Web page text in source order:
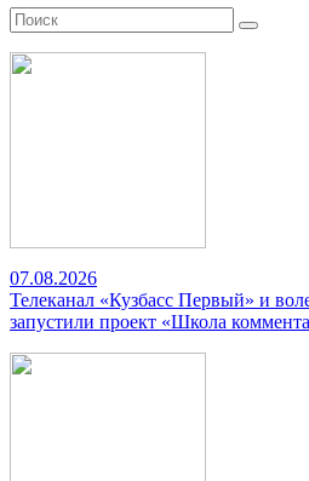
07.08.2026
Телеканал «Кузбасс Первый» и
запустили проект «Школа